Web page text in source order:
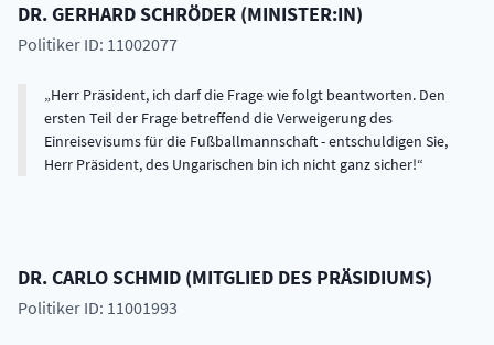
DR.GERHARDSCHRÖDER (MINISTER:IN)
Politiker ID: 11002077
Herr Präsident, ich darf die Frage wie folgt beantworten. Den
ersten Teil der Frage betreffend die Verweigerung des
Einreisevisums für die Fußballmannschaft - entschuldigen Sie,
Herr Präsident, des Ungarischen bin ich nicht ganz sicher!
DR.CARLOSCHMID (MITGLIED DES PRÄSIDIUMS)
Politiker ID: 11001993